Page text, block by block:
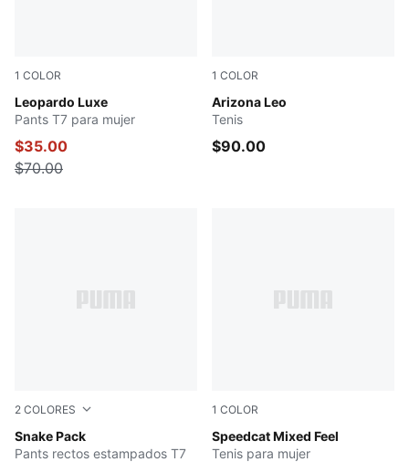
1 COLOR
Leopardo Luxe
PUMA BLACK
Pants T7 para mujer
$35.00
$70.00
1 COLOR
Arizona Leo
Vapor Gray-Vapor Gray
Tenis
$90.00
2 COLORES
Snake Pack
PUMA BLACK
Pants rectos estampados T7
1 COLOR
Speedcat Mixed Feel
PUMA Black-Cashew
Tenis para mujer